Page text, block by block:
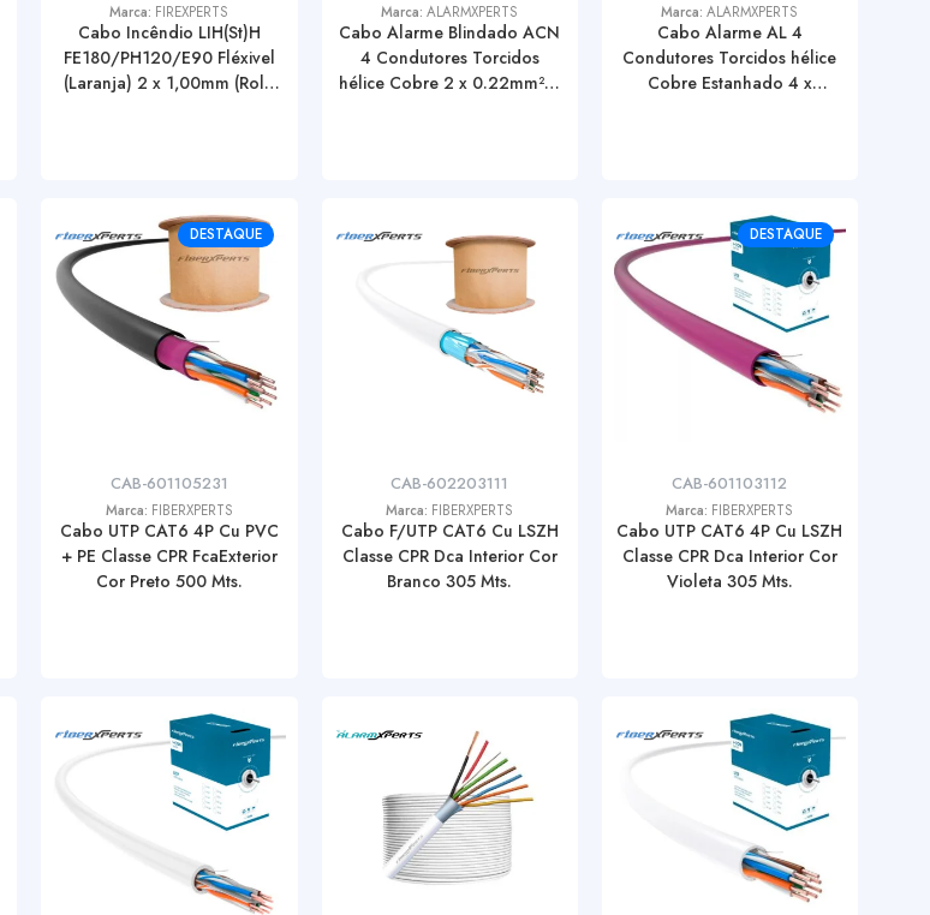
Marca: FIREXPERTS
Cabo Incêndio LIH(St)H
FE180/PH120/E90 Fléxivel
(Laranja) 2 x 1,00mm (Rolo
Marca:ALARMXPERTS
Cabo Alarme Blindado ACN
4 Condutores Torcidos
hélice Cobre 2 x 0.22mm² 2
Marca:ALARMXPERTS
Cabo Alarme AL 4
Condutores Torcidos hélice
Cobre Estanhado 4 x
DESTAQUE
CAB-601105231
Marca: FIBERXPERTS
Cabo UTP CAT6 4P Cu PVC
+ PE Classe CPR FcaExterior
Cor Preto 500 Mts.
CAB-602203111
Marca: FIBERXPERTS
Cabo F/UTP CAT6 Cu LSZH
Classe CPR Dca Interior Cor
Branco 305 Mts.
DESTAQUE
CAB-601103112
Marca: FIBERXPERTS
Cabo UTP CAT6 4P Cu LSZH
Classe CPR Dca Interior Cor
Violeta 305 Mts.